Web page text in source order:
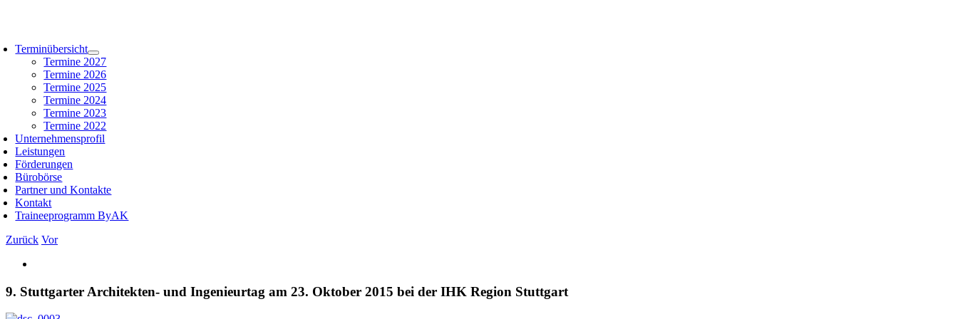
Terminübersicht
Termine 2027
Termine 2026
Termine 2025
Termine 2024
Termine 2023
Termine 2022
Unternehmensprofil
Leistungen
Förderungen
Bürobörse
Partner und Kontakte
Kontakt
Traineeprogramm ByAK
Zurück Vor
Bild
9. Stuttgarter Architekten- und Ingenieurtag am 23. Oktober 2015 bei der IHK Region Stuttgart